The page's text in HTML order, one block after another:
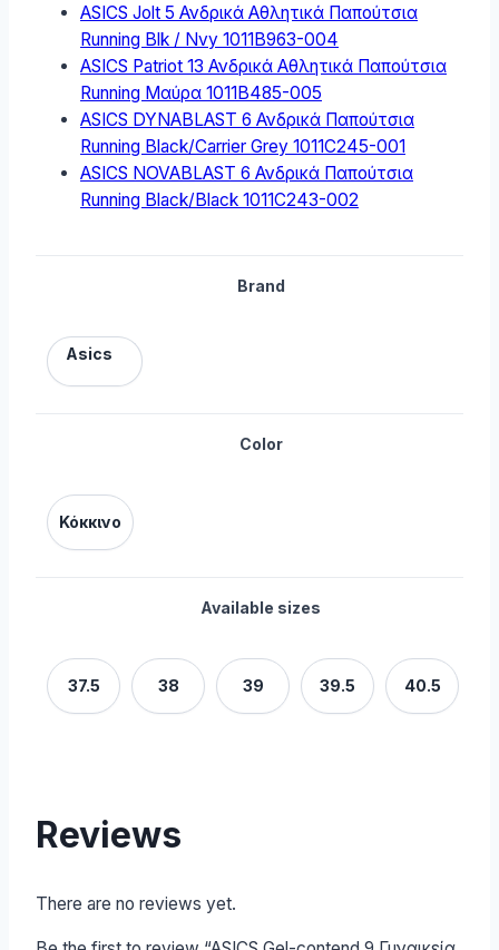
ASICS Jolt 5 Ανδρικά Αθλητικά Παπούτσια
Running Blk / Nvy 1011B963-004
ASICS Patriot 13 Ανδρικά Αθλητικά Παπούτσια
Running Μαύρα 1011B485-005
ASICS DYNABLAST 6 Ανδρικά Παπούτσια
Running Black/Carrier Grey 1011C245-001
ASICS NOVABLAST 6 Ανδρικά Παπούτσια
Running Black/Black 1011C243-002
Brand
Asics
Color
Κόκκινο
Available sizes
37.5 38 39 39.5 40.5
Reviews
There are no reviews yet.